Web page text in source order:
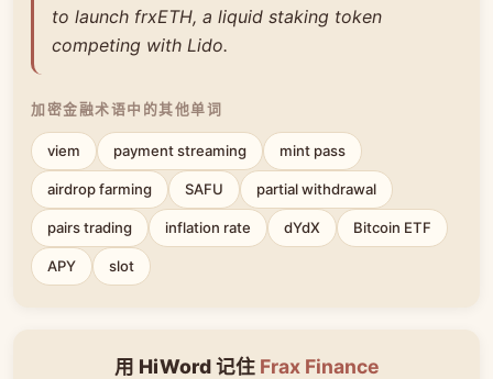
to launch frxETH, a liquid staking token
competing with Lido.
加密金融术语中的其他单词
viem payment streaming mint pass
airdrop farming SAFU partial withdrawal
pairs trading inflation rate dYdX Bitcoin ETF
APY slot
用 HiWord 记住 Frax Finance